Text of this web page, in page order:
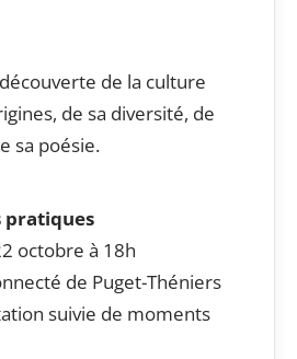
de la culture
de sa diversité, de
sa poésie.
pratiques
octobre à 18h
de Puget-Théniers
suivie de moments